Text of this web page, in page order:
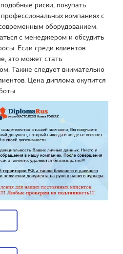
риски, покупать
компаниях с
оборудованием.
с менеджером и обсудить
Если среди клиентов
это может стать
Также следует внимательно
Цена диплома окупится